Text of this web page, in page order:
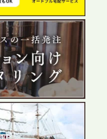
開始
ングのセカンド
開発やオフィス
に応え、高品質
をサポート